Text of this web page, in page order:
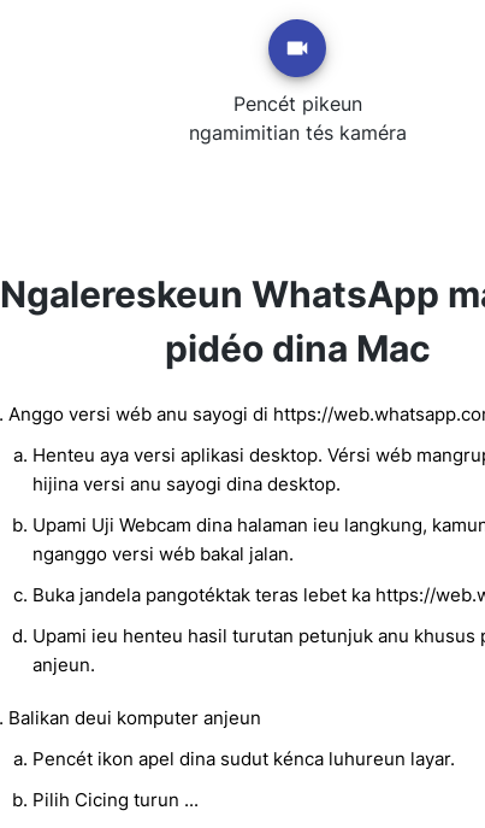
Pencét pikeun
ngamimitian tés kaméra
Ngalereskeun WhatsApp
pidéo dina Mac
Anggo versi wéb anu sayogi di https://
Henteu aya versi aplikasi desktop. Vérsi wéb
hijina versi anu sayogi dina desktop.
Upami Uji Webcam dina halaman ieu langkung,
nganggo versi wéb bakal jalan.
Buka jandela pangotéktak teras lebet ka https://
Upami ieu henteu hasil turutan petunjuk anu khusus
anjeun.
Balikan deui komputer anjeun
Pencét ikon apel dina sudut kénca luhureun layar.
Pilih Cicing turun ...